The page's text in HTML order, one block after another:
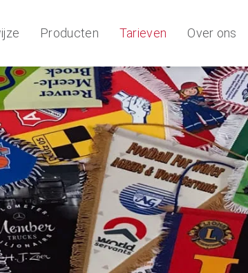
Producten Tarieven Over ons